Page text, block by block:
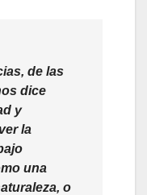
de las
dice
y
la
una
o